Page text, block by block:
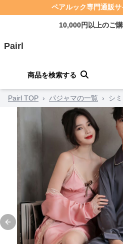
ペアルック専門通販
10,000円以上のご
Pairl
商品を検索する
Pairl TOP › パジャマの一覧 › シ
Previous slide